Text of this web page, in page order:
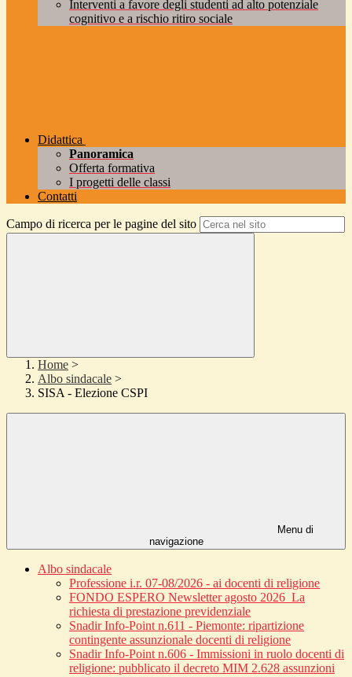
Interventi a favore degli studenti ad alto potenziale
cognitivo e a rischio ritiro sociale
Didattica
Panoramica
Offerta formativa
I progetti delle classi
Contatti
Campo di ricerca per le pagine del sito
Home >
Albo sindacale >
SISA - Elezione CSPI
Menu di
navigazione
Albo sindacale
Professione i.r. 07-08/2026 - ai docenti di religione
FONDO ESPERO Newsletter agosto 2026_La
richiesta di prestazione previdenziale
Snadir Info-Point n.611 - Piemonte: ripartizione
contingente assunzionale docenti di religione
Snadir Info-Point n.606 - Immissioni in ruolo docenti di
religione: pubblicato il decreto MIM 2.628 assunzioni